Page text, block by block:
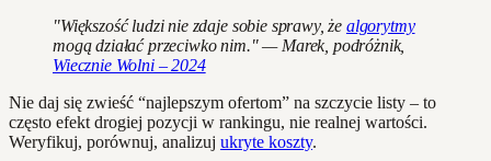
"Większość ludzi nie zdaje sobie sprawy, że algorytmy
mogą działać przeciwko nim." — Marek, podróżnik,
Wiecznie Wolni – 2024
Nie daj się zwieść “najlepszym ofertom” na szczycie listy – to
często efekt drogiej pozycji w rankingu, nie realnej wartości.
Weryfikuj, porównuj, analizuj ukryte koszty.